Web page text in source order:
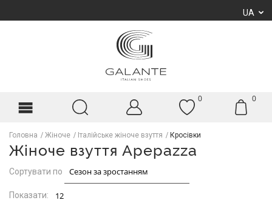
UA
0 0
Головна Жіноче Італійське жіноче взуття Кросівки
Жіноче взуття Apepazza
Сортувати по
Показати: